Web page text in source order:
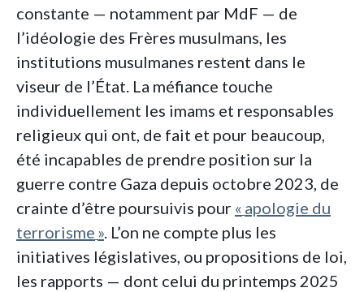
constante — notamment par MdF — de
l’idéologie des Frères musulmans, les
institutions musulmanes restent dans le
viseur de l’État. La méfiance touche
individuellement les imams et responsables
religieux qui ont, de fait et pour beaucoup,
été incapables de prendre position sur la
guerre contre Gaza depuis octobre 2023, de
crainte d’être poursuivis pour « apologie du
terrorisme ». L’on ne compte plus les
initiatives législatives, ou propositions de loi,
les rapports — dont celui du printemps 2025